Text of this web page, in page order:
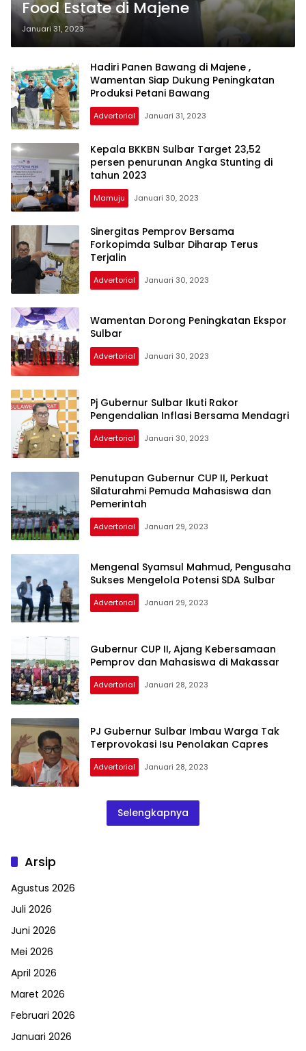
Food Estate di Majene
Januari 31, 2023
Hadiri Panen Bawang di Majene ,
Wamentan Siap Dukung Peningkatan
Produksi Petani Bawang
Advertorial Januari 31, 2023
Kepala BKKBN Sulbar Target 23,52
persen penurunan Angka Stunting di
tahun 2023
Mamuju Januari 30, 2023
Sinergitas Pemprov Bersama
Forkopimda Sulbar Diharap Terus
Terjalin
Advertorial Januari 30, 2023
Wamentan Dorong Peningkatan Ekspor
Sulbar
Advertorial Januari 30, 2023
Pj Gubernur Sulbar Ikuti Rakor
Pengendalian Inflasi Bersama Mendagri
Advertorial Januari 30, 2023
Penutupan Gubernur CUP II, Perkuat
Silaturahmi Pemuda Mahasiswa dan
Pemerintah
Advertorial Januari 29, 2023
Mengenal Syamsul Mahmud, Pengusaha
Sukses Mengelola Potensi SDA Sulbar
Advertorial Januari 29, 2023
Gubernur CUP II, Ajang Kebersamaan
Pemprov dan Mahasiswa di Makassar
Advertorial Januari 28, 2023
PJ Gubernur Sulbar Imbau Warga Tak
Terprovokasi Isu Penolakan Capres
Advertorial Januari 28, 2023
Selengkapnya
Arsip
Agustus 2026
Juli 2026
Juni 2026
Mei 2026
April 2026
Maret 2026
Februari 2026
Januari 2026